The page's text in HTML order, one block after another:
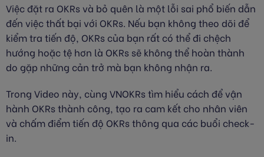
Việc đặt ra OKRs và bỏ quên là một lỗi sai phổ biến dẫn
đến việc thất bại với OKRs. Nếu bạn không theo dõi để
kiểm tra tiến độ, OKRs của bạn rất có thể đi chệch
hướng hoặc tệ hơn là OKRs sẽ không thể hoàn thành
do gặp những cản trở mà bạn không nhận ra.
Trong Video này, cùng VNOKRs tìm hiểu cách để vận
hành OKRs thành công, tạo ra cam kết cho nhân viên
và chấm điểm tiến độ OKRs thông qua các buổi check-
in.